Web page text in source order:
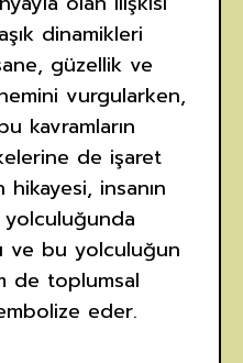
dinamikleri
güzellik ve
vurgularken,
kavramların
de işaret
hikayesi, insanın
yolculuğunda
ve bu yolculuğun
de toplumsal
eder.